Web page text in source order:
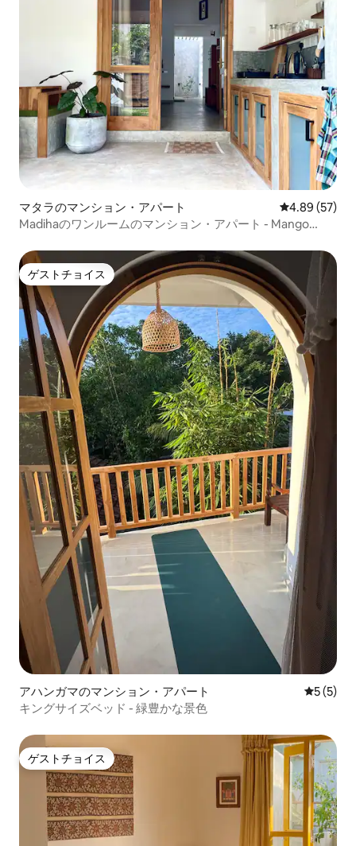
マタラのマンション・アパート レビュー57
4.89 (57)
Madihaのワンルームのマンション・アパート - Mango
ゲストチョイス
ゲストチョイス
アハンガマのマンション・アパート レビュー
5 (5)
キングサイズベッド - 緑豊かな景色
ゲストチョイス
ゲストチョイス